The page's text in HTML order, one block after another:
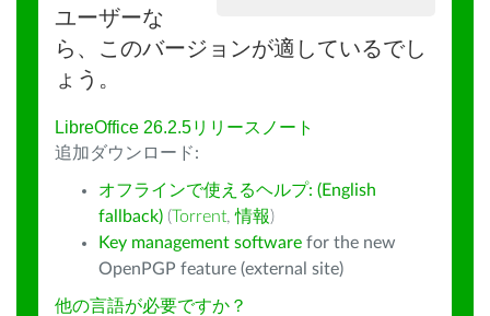
ユーザーな
ら、このバージョンが適しているでし
ょう。
LibreOffice 26.2.5リリースノート
追加ダウンロード:
オフラインで使えるヘルプ: (English
fallback) (Torrent,情報)
Key management software for the new
OpenPGP feature (external site)
他の言語が必要ですか？